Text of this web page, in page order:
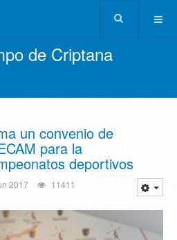
de Criptana
un convenio de
para la
deportivos
2017 11411